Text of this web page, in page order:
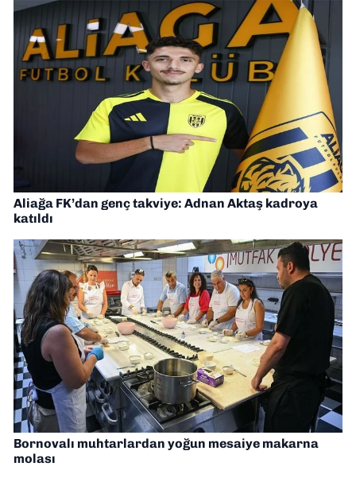
Aliağa FK’dan genç takviye: Adnan Aktaş kadroya
katıldı
Bornovalı muhtarlardan yoğun mesaiye makarna
molası